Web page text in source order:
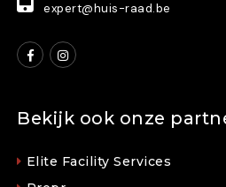
expert@huis-raad.be
Bekijk ook onze
Elite Facility Services